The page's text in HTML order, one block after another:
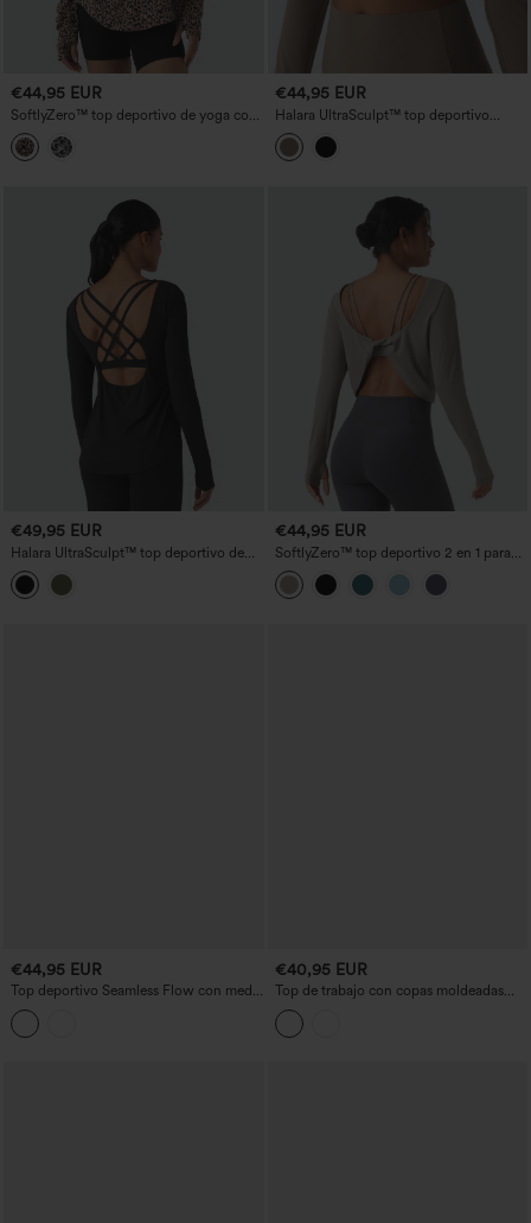
€44,95 EUR
SoftlyZero™ top deportivo de yoga con
estampado de leopardo, un hombro,
manga larga, abertura para el pulgar y
bajo curvo — UPF40+
€44,95 EUR
Halara UltraSculpt™ top deportivo
push-up de manga larga con aberturas
para el pulgar, dobladillo cruzado y
corte corto
€49,95 EUR
Halara UltraSculpt™ top deportivo de
entrenamiento sin espalda con tiras
cruzadas, mangas largas y bajo curvo
€44,95 EUR
SoftlyZero™ top deportivo 2 en 1 para
yoga de secado rápido — sin espalda,
con detalle twist en la espalda, mangas
largas con orificios para el pulgar
€44,95 EUR
Top deportivo Seamless Flow con media
cremallera, manga larga y abertura para
el pulgar
€40,95 EUR
Top de trabajo con copas moldeadas
push-up, escote de corazón, mangas
abullonadas y delantero cruzado